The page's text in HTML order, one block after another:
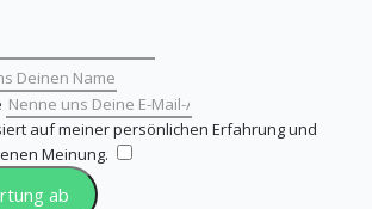
auf meiner persönlichen Erfahrung und
Meinung.
ab